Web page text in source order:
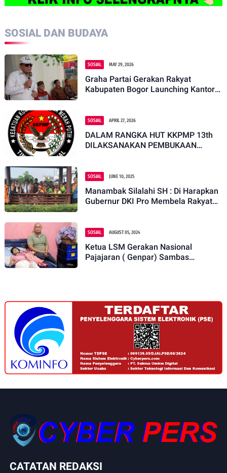
SOSIAL DAN BUDAYA
SOSIAL MAY 29, 2026
Graha Partai Gerakan Rakyat
Kabupaten Bogor Launching Kantor
SOSIAL APRIL 27, 2026
DALAM RANGKA HUT KKPMP 13th
DILAKSANAKAN PEMBUKAAN
SOSIAL JUNE 10, 2025
Manambak Silalahi SH : Di Harapkan
Gubernur DKI Pro Membela Rakyat
SOSIAL AUGUST 05, 2024
Ketua LSM Gerakan Nasional
Pajajaran ( Genpar) Sambas
CATATAN REDAKSI